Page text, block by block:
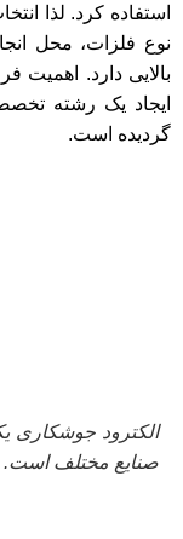
استفاده کرد. لذا
نوع فلزات، محل
بالایی دارد. اهمیت
ایجاد یک رشته
گردیده است.
الکترود جوشکاری
صنایع مختلف است.